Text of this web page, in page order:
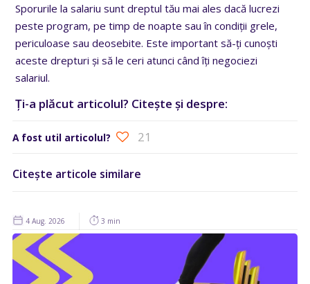
Sporurile la salariu sunt dreptul tău mai ales dacă lucrezi
peste program, pe timp de noapte sau în condiții grele,
periculoase sau deosebite. Este important să-ți cunoști
aceste drepturi și să le ceri atunci când îți negociezi
salariul.
Ți-a plăcut articolul? Citește și despre:
A fost util articolul? 21
Citește articole similare
4 Aug. 2026 3 min